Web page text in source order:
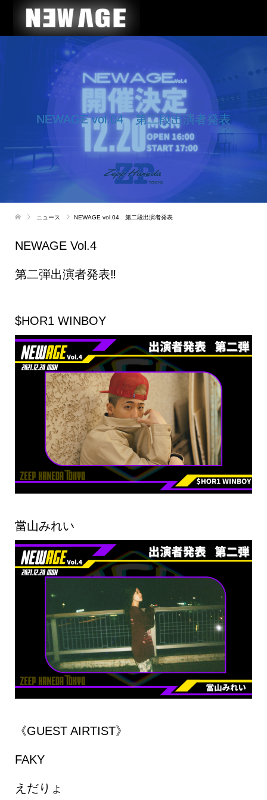
NEWAGE vol.04 第二段出演者発表
ニュース NEWAGE vol.04 第二段出演者発表
NEWAGE Vol.4
第二弾出演者発表‼︎
$HOR1 WINBOY
當山みれい
《GUEST AIRTIST》
FAKY
えだりょ